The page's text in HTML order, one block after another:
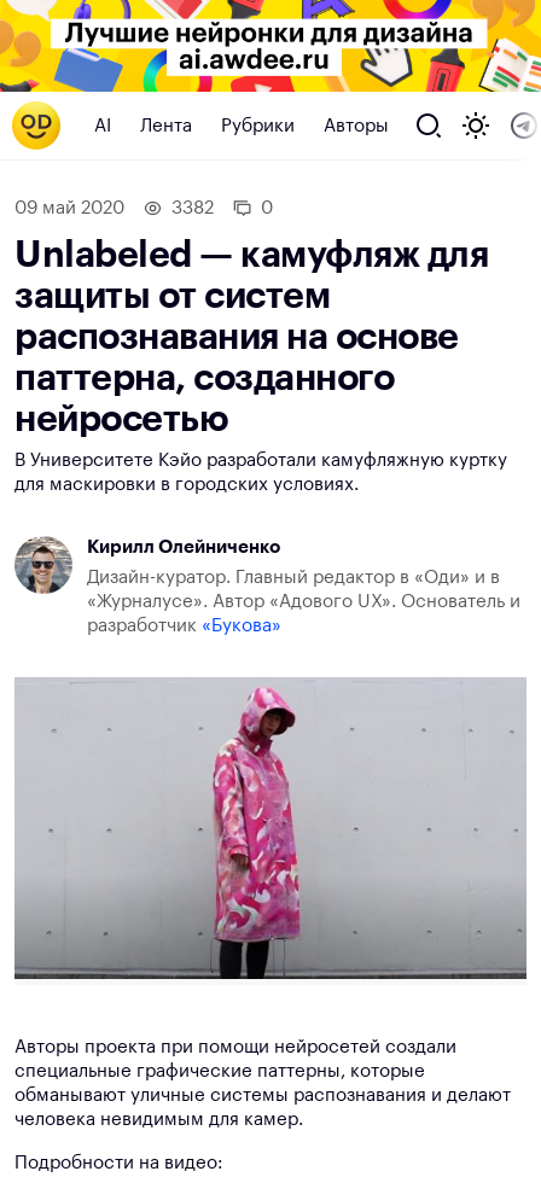
AI Лента Рубрики Авторы
09 май 2020 3382 0
Unlabeled — камуфляж для
защиты от систем
распознавания на основе
паттерна, созданного
нейросетью
В Университете Кэйо разработали камуфляжную куртку
для маскировки в городских условиях.
Кирилл Олейниченко
Дизайн-куратор. Главный редактор в «Оди» и в
«Журналусе». Автор «Адового UX». Основатель и
разработчик «Букова»
Авторы проекта при помощи нейросетей создали
специальные графические паттерны, которые
обманывают уличные системы распознавания и делают
человека невидимым для камер.
Подробности на видео: